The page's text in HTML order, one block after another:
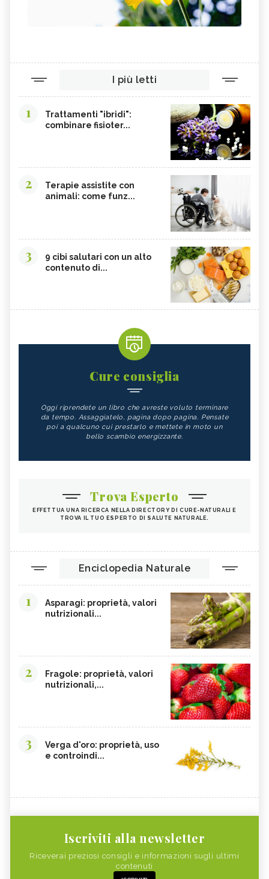
I più letti
1
Trattamenti "ibridi":
combinare fisioter...
2
Terapie assistite con
animali: come funz...
3
9 cibi salutari con un alto
contenuto di...
Cure consiglia
Oggi riprendete un libro che avreste voluto terminare
da tempo. Assaggiatelo, pagina dopo pagina. Pensate
poi a qualcuno cui prestarlo e mettete in moto un
bello scambio energizzante.
Trova Esperto
EFFETTUA UNA RICERCA NELLA DIRECTORY DI CURE-NATURALI E
TROVA IL TUO ESPERTO DI SALUTE NATURALE.
Enciclopedia Naturale
1
Asparagi: proprietà, valori
nutrizionali...
2
Fragole: proprietà, valori
nutrizionali,...
3
Verga d'oro: proprietà, uso
e controindi...
Iscriviti alla newsletter
Riceverai preziosi consigli e informazioni sugli ultimi
contenuti